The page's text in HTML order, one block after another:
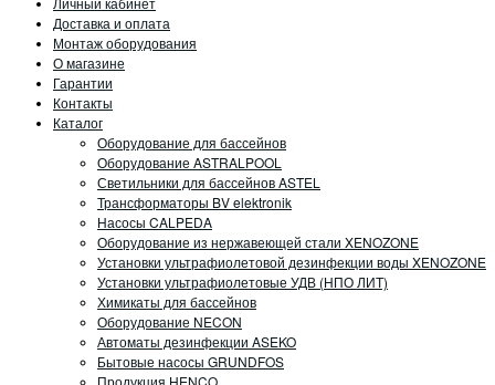
Доставка и оплата
Монтаж оборудования
О магазине
Гарантии
Контакты
Каталог
Оборудование для бассейнов
Оборудование ASTRALPOOL
Светильники для бассейнов ASTEL
Трансформаторы BV elektronik
Насосы CALPEDA
Оборудование из нержавеющей стали XENOZONE
Установки ультрафиолетовой дезинфекции воды XENOZONE
Установки ультрафиолетовые УДВ (НПО ЛИТ)
Химикаты для бассейнов
Оборудование NECON
Автоматы дезинфекции ASEKO
Бытовые насосы GRUNDFOS
Продукция HENCO